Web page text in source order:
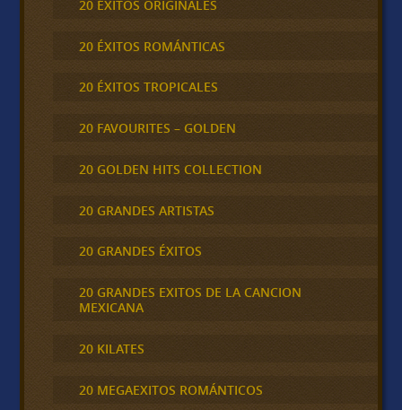
20 ÉXITOS ORIGINALES
20 ÉXITOS ROMÁNTICAS
20 ÉXITOS TROPICALES
20 FAVOURITES – GOLDEN
20 GOLDEN HITS COLLECTION
20 GRANDES ARTISTAS
20 GRANDES ÉXITOS
20 GRANDES EXITOS DE LA CANCION
MEXICANA
20 KILATES
20 MEGAEXITOS ROMÁNTICOS